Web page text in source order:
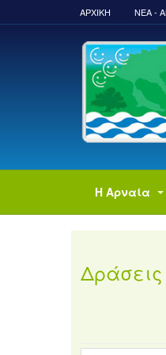
ΑΡΧΙΚΉ ΝΈΑ -
Η Αρναία
Δράσεις